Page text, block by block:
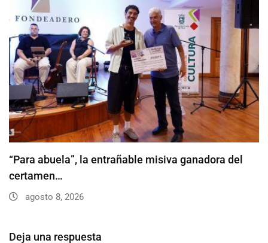
“Para abuela”, la entrañable misiva ganadora del
certamen…
agosto 8, 2026
Deja una respuesta